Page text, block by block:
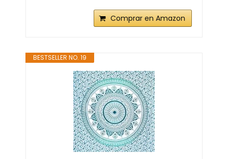
Comprar en Amazon
BESTSELLER NO. 19